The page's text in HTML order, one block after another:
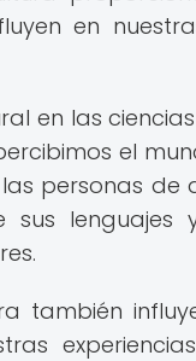
en
en las
el
personas de
sus lenguajes
también